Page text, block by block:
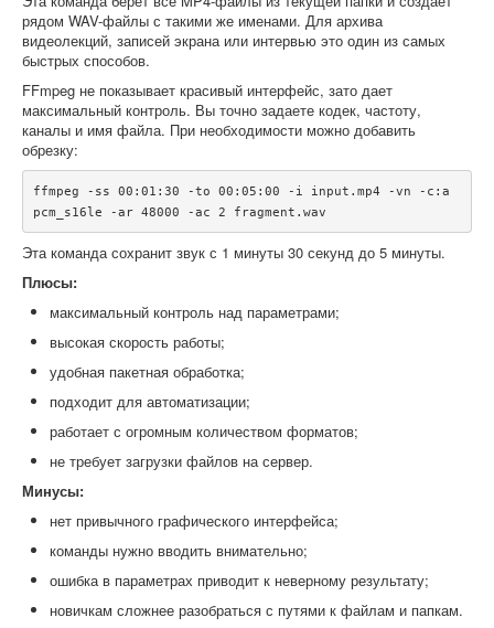
рядом WAV-файлы с такими же именами. Для архива
видеолекций, записей экрана или интервью это один из самых
быстрых способов.
FFmpeg не показывает красивый интерфейс, зато дает
максимальный контроль. Вы точно задаете кодек, частоту,
каналы и имя файла. При необходимости можно добавить
обрезку:
ffmpeg -ss 00:01:30 -to 00:05:00 -i input.mp4 -vn -c:a
Эта команда сохранит звук с 1 минуты 30 секунд до 5 минуты.
Плюсы:
максимальный контроль над параметрами;
высокая скорость работы;
удобная пакетная обработка;
подходит для автоматизации;
работает с огромным количеством форматов;
не требует загрузки файлов на сервер.
Минусы:
нет привычного графического интерфейса;
команды нужно вводить внимательно;
ошибка в параметрах приводит к неверному результату;
новичкам сложнее разобраться с путями к файлам и папкам.